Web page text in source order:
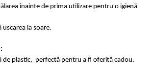
înainte de prima utilizare pentru o igienă
la soare.
de plastic, perfectă pentru a fi oferită cadou.